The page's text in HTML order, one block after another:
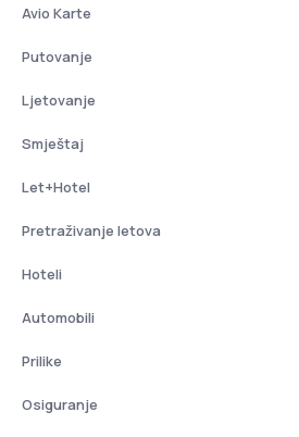
Avio Karte
Putovanje
Ljetovanje
Smještaj
Let+Hotel
Pretraživanje letova
Hoteli
Automobili
Prilike
Osiguranje